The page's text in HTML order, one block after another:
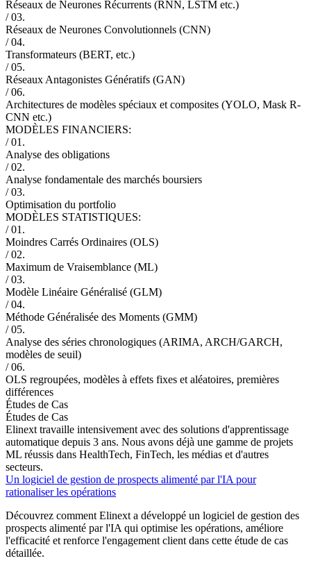
Réseaux de Neurones Récurrents (RNN, LSTM etc.)
/ 03.
Réseaux de Neurones Convolutionnels (CNN)
/ 04.
Transformateurs (BERT, etc.)
/ 05.
Réseaux Antagonistes Génératifs (GAN)
/ 06.
Architectures de modèles spéciaux et composites (YOLO, Mask R-
CNN etc.)
MODÈLES FINANCIERS:
/ 01.
Analyse des obligations
/ 02.
Analyse fondamentale des marchés boursiers
/ 03.
Optimisation du portfolio
MODÈLES STATISTIQUES:
/ 01.
Moindres Carrés Ordinaires (OLS)
/ 02.
Maximum de Vraisemblance (ML)
/ 03.
Modèle Linéaire Généralisé (GLM)
/ 04.
Méthode Généralisée des Moments (GMM)
/ 05.
Analyse des séries chronologiques (ARIMA, ARCH/GARCH,
modèles de seuil)
/ 06.
OLS regroupées, modèles à effets fixes et aléatoires, premières
différences
Études de Cas
Études de Cas
Elinext travaille intensivement avec des solutions d'apprentissage
automatique depuis 3 ans. Nous avons déjà une gamme de projets
ML réussis dans HealthTech, FinTech, les médias et d'autres
secteurs.
Un logiciel de gestion de prospects alimenté par l'IA pour
rationaliser les opérations
Découvrez comment Elinext a développé un logiciel de gestion des
prospects alimenté par l'IA qui optimise les opérations, améliore
l'efficacité et renforce l'engagement client dans cette étude de cas
détaillée.